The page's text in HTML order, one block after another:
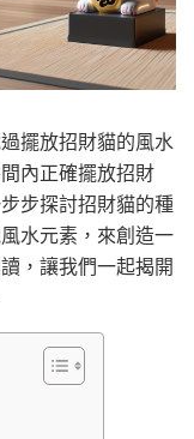
擺放招財貓的風水
內正確擺放招財
步探討招財貓的種
水元素，來創造一
，讓我們一起揭開